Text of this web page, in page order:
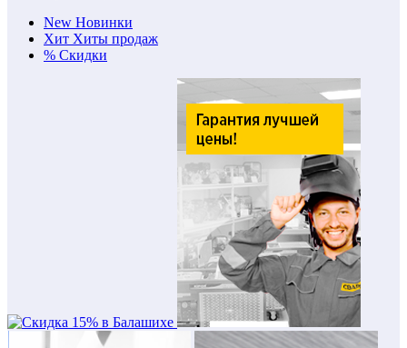
New Новинки
Хит Хиты продаж
% Скидки